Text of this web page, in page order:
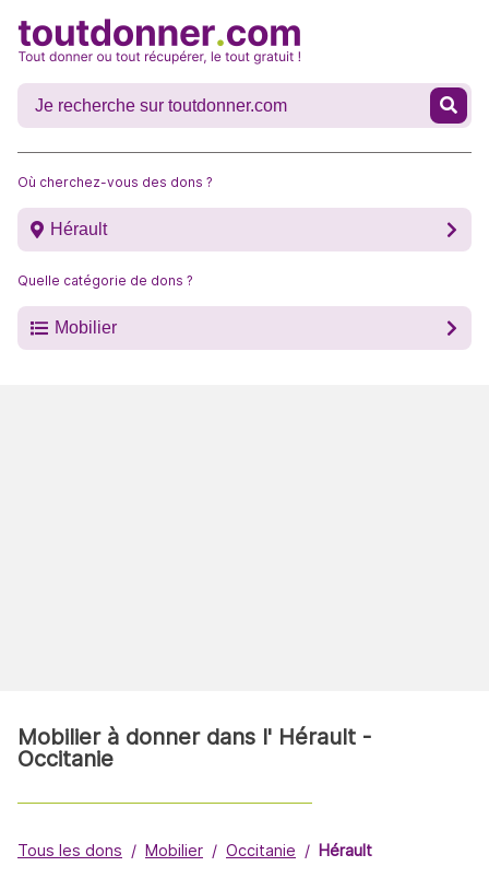
Où cherchez-vous des dons ?
Hérault
Quelle catégorie de dons ?
Mobilier
Mobilier à donner dans l' Hérault -
Occitanie
Tous les dons Mobilier Occitanie Hérault